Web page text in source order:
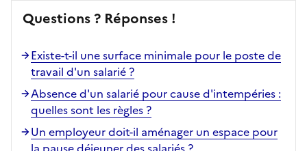
Questions ? Réponses !
Existe-t-il une surface minimale pour le poste de
travail d'un salarié ?
Absence d'un salarié pour cause d'intempéries :
quelles sont les règles ?
Un employeur doit-il aménager un espace pour